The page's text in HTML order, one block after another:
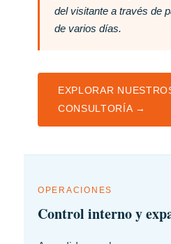
del visitante a través de
de varios días.
EXPLORAR
CONSULTORÍA →
OPERACIONES
Control interno y